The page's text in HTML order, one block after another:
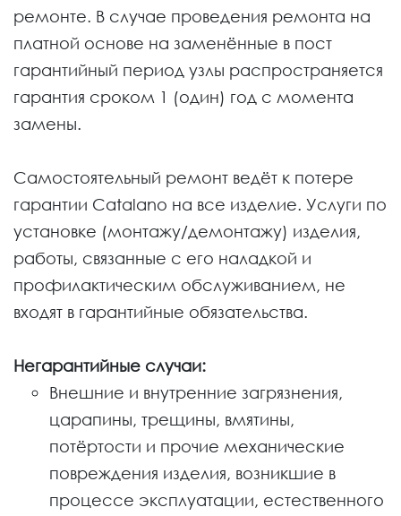
ремонте. В случае проведения ремонта на
платной основе на заменённые в пост
гарантийный период узлы распространяется
гарантия сроком 1 (один) год с момента
замены.
Самостоятельный ремонт ведёт к потере
гарантии Catalano на все изделие. Услуги по
установке (монтажу/демонтажу) изделия,
работы, связанные с его наладкой и
профилактическим обслуживанием, не
входят в гарантийные обязательства.
Негарантийные случаи:
Внешние и внутренние загрязнения,
царапины, трещины, вмятины,
потёртости и прочие механические
повреждения изделия, возникшие в
процессе эксплуатации, естественного